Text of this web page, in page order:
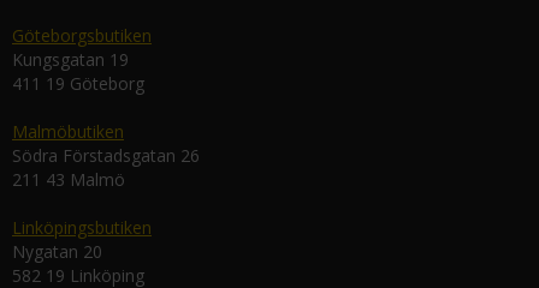
Göteborgsbutiken
Kungsgatan 19
411 19 Göteborg
Malmöbutiken
Södra Förstadsgatan 26
211 43 Malmö
Linköpingsbutiken
Nygatan 20
582 19 Linköping